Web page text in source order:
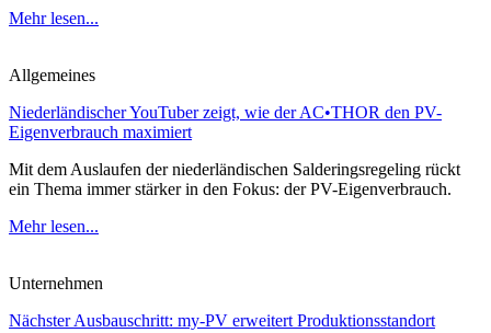
Mehr lesen...
Allgemeines
Niederländischer YouTuber zeigt, wie der AC•THOR den PV-
Eigenverbrauch maximiert
Mit dem Auslaufen der niederländischen Salderingsregeling rückt
ein Thema immer stärker in den Fokus: der PV-Eigenverbrauch.
Mehr lesen...
Unternehmen
Nächster Ausbauschritt: my-PV erweitert Produktionsstandort